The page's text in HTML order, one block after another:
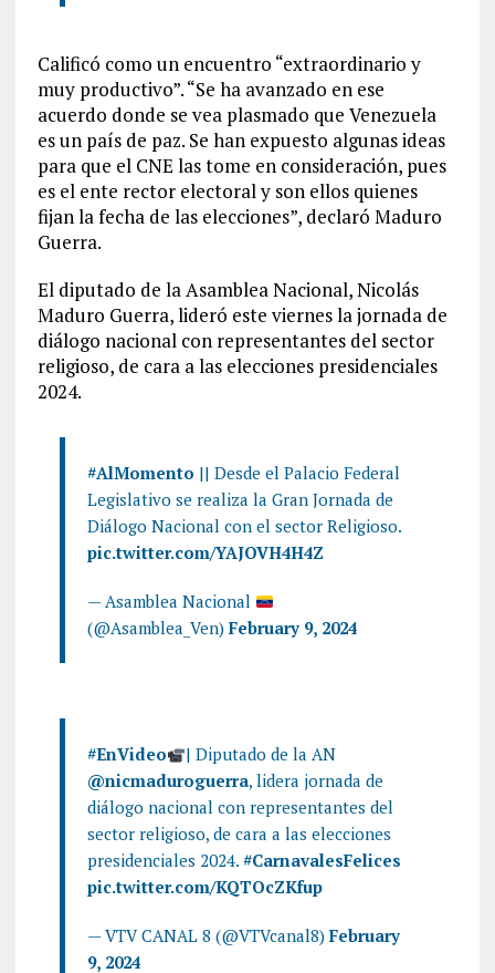
Calificó como un encuentro “extraordinario y
muy productivo”. “Se ha avanzado en ese
acuerdo donde se vea plasmado que Venezuela
es un país de paz. Se han expuesto algunas ideas
para que el CNE las tome en consideración, pues
es el ente rector electoral y son ellos quienes
fijan la fecha de las elecciones”, declaró Maduro
Guerra.
El diputado de la Asamblea Nacional, Nicolás
Maduro Guerra, lideró este viernes la jornada de
diálogo nacional con representantes del sector
religioso, de cara a las elecciones presidenciales
2024.
#AlMomento || Desde el Palacio Federal
Legislativo se realiza la Gran Jornada de
Diálogo Nacional con el sector Religioso.
pic.twitter.com/YAJOVH4H4Z
— Asamblea Nacional
(@Asamblea_Ven) February 9, 2024
#EnVideo
| Diputado de la AN
@nicmaduroguerra, lidera jornada de
diálogo nacional con representantes del
sector religioso, de cara a las elecciones
presidenciales 2024. #CarnavalesFelices
pic.twitter.com/KQTOcZKfup
— VTV CANAL 8 (@VTVcanal8) February
9, 2024